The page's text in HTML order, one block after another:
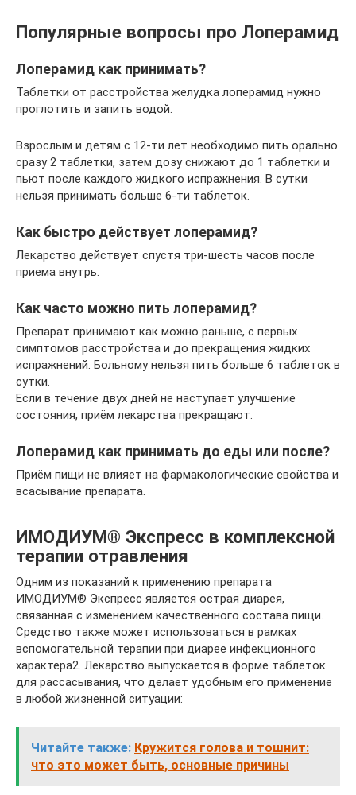
Популярные вопросы про Лоперамид
Лоперамид как принимать?
Таблетки от расстройства желудка лоперамид нужно
проглотить и запить водой.
Взрослым и детям с 12-ти лет необходимо пить орально
сразу 2 таблетки, затем дозу снижают до 1 таблетки и
пьют после каждого жидкого испражнения. В сутки
нельзя принимать больше 6-ти таблеток.
Как быстро действует лоперамид?
Лекарство действует спустя три-шесть часов после
приема внутрь.
Как часто можно пить лоперамид?
Препарат принимают как можно раньше, с первых
симптомов расстройства и до прекращения жидких
испражнений. Больному нельзя пить больше 6 таблеток в
сутки.
Если в течение двух дней не наступает улучшение
состояния, приём лекарства прекращают.
Лоперамид как принимать до еды или после?
Приём пищи не влияет на фармакологические свойства и
всасывание препарата.
ИМОДИУМ® Экспресс в комплексной
терапии отравления
Одним из показаний к применению препарата
ИМОДИУМ® Экспресс является острая диарея,
связанная с изменением качественного состава пищи.
Средство также может использоваться в рамках
вспомогательной терапии при диарее инфекционного
характера2. Лекарство выпускается в форме таблеток
для рассасывания, что делает удобным его применение
в любой жизненной ситуации:
Читайте также: Кружится голова и тошнит:
что это может быть, основные причины